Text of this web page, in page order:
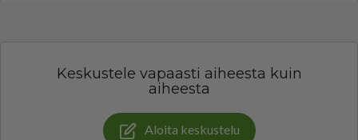
Keskustele vapaasti aiheesta kuin
aiheesta
Aloita keskustelu